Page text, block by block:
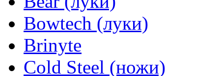
Bowtech (луки)
Brinyte
Cold Steel (ножи)